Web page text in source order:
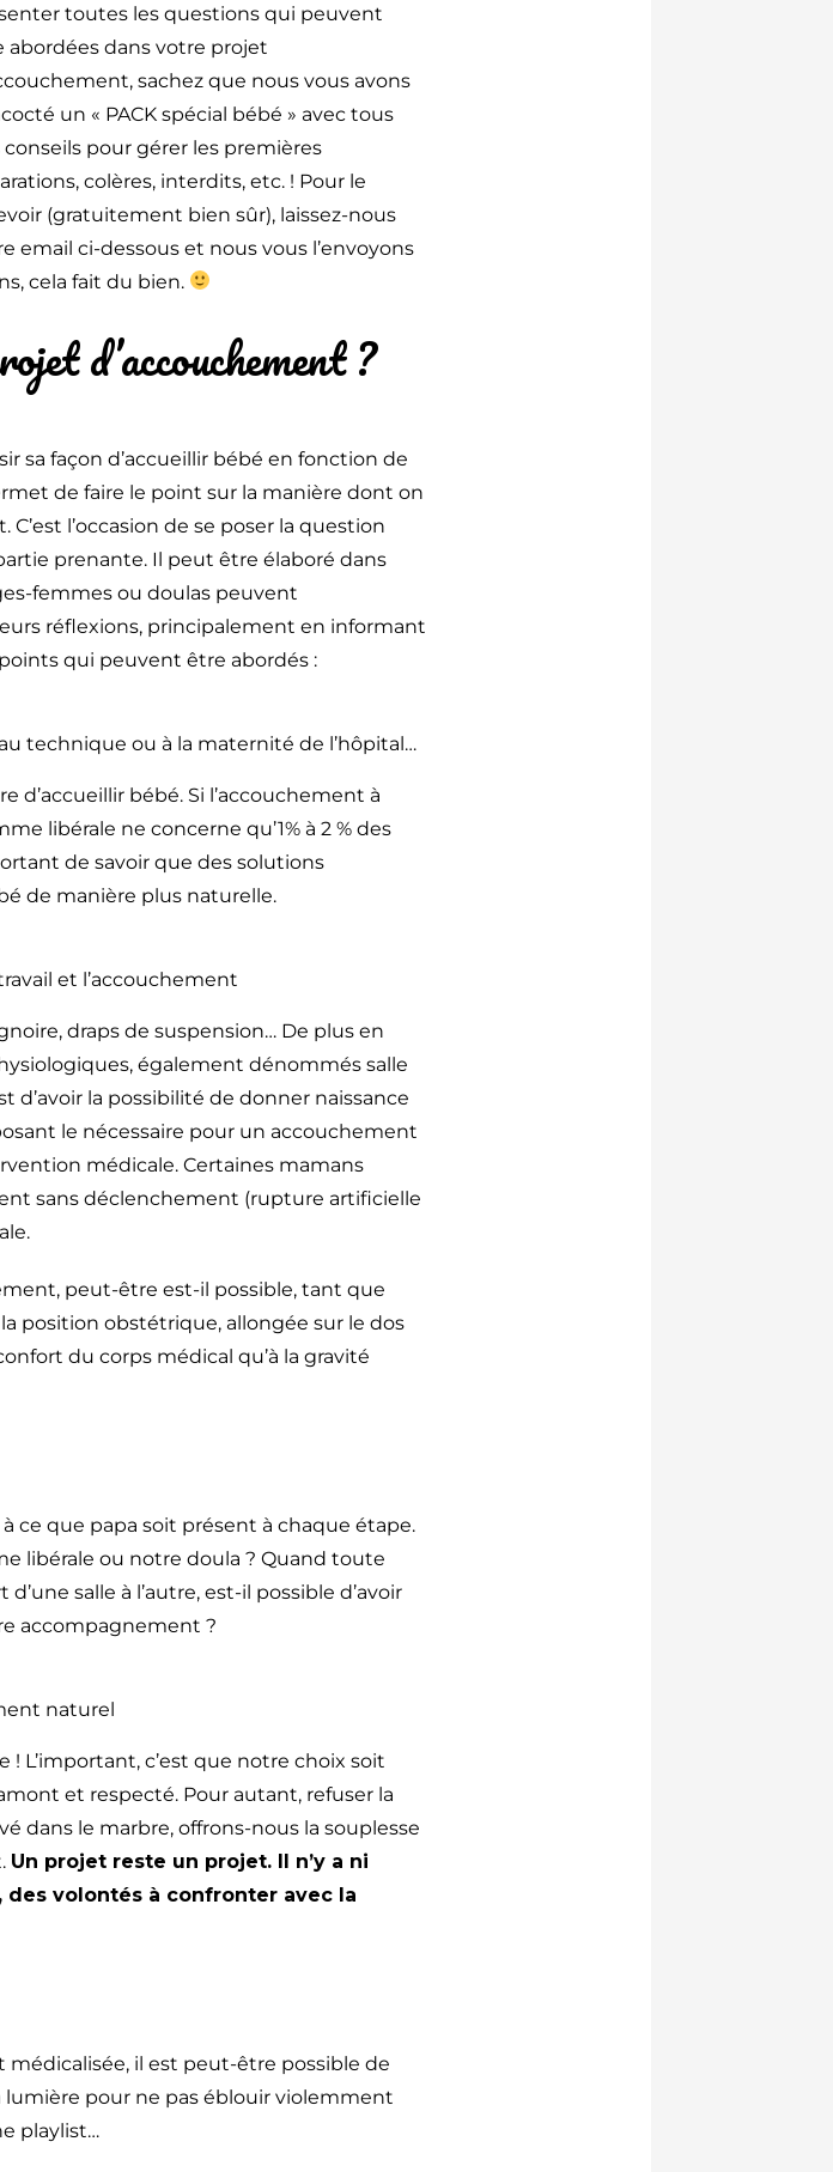
toutes les questions qui peuvent
abordées dans votre projet
sachez que nous vous avons
un « PACK spécial bébé » avec tous
conseils pour gérer les premières
colères, interdits, etc. ! Pour le
(gratuitement bien sûr), laissez-nous
email ci-dessous et nous vous l’envoyons
cela fait du bien.
d’accouchement ?
sa façon d’accueillir bébé en fonction de
de faire le point sur la manière dont on
l’occasion de se poser la question
prenante. Il peut être élaboré dans
femmes ou doulas peuvent
réflexions, principalement en informant
qui peuvent être abordés :
technique ou à la maternité de l’hôpital…
d’accueillir bébé. Si l’accouchement à
libérale ne concerne qu’1% à 2 % des
de savoir que des solutions
de manière plus naturelle.
et l’accouchement
draps de suspension… De plus en
également dénommés salle
d’avoir la possibilité de donner naissance
le nécessaire pour un accouchement
médicale. Certaines mamans
sans déclenchement (rupture artificielle
peut-être est-il possible, tant que
position obstétrique, allongée sur le dos
du corps médical qu’à la gravité
ce que papa soit présent à chaque étape.
libérale ou notre doula ? Quand toute
salle à l’autre, est-il possible d’avoir
accompagnement ?
naturel
! L’important, c’est que notre choix soit
et respecté. Pour autant, refuser la
dans le marbre, offrons-nous la souplesse
Un projet reste un projet. Il n’y a ni
volontés à confronter avec la
médicalisée, il est peut-être possible de
pour ne pas éblouir violemment
playlist…